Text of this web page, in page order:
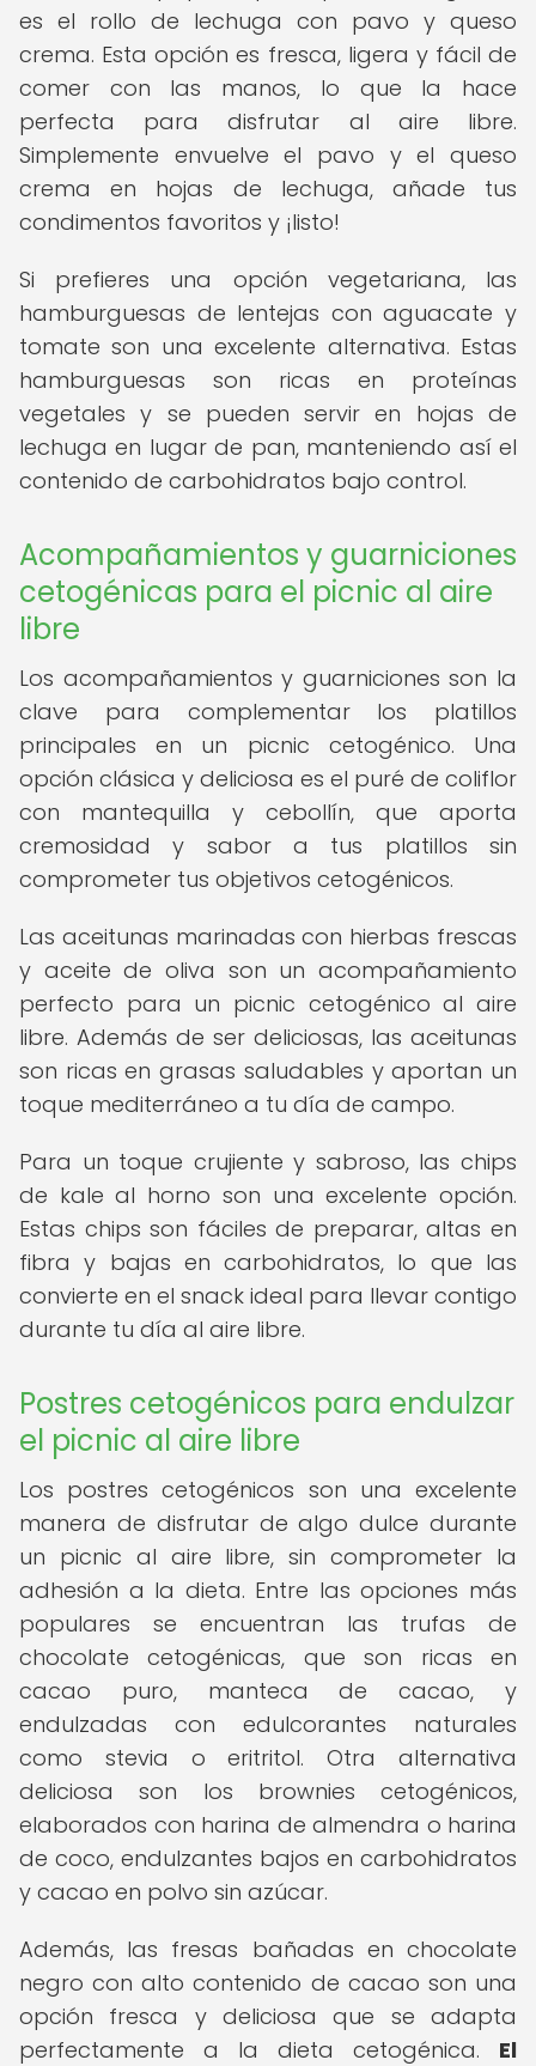
es el rollo de lechuga con pavo y queso
crema. Esta opción es fresca, ligera y fácil de
comer con las manos, lo que la hace
perfecta para disfrutar al aire libre.
Simplemente envuelve el pavo y el queso
crema en hojas de lechuga, añade tus
condimentos favoritos y ¡listo!
Si prefieres una opción vegetariana, las
hamburguesas de lentejas con aguacate y
tomate son una excelente alternativa. Estas
hamburguesas son ricas en proteínas
vegetales y se pueden servir en hojas de
lechuga en lugar de pan, manteniendo así el
contenido de carbohidratos bajo control.
Acompañamientos y guarniciones
cetogénicas para el picnic al aire
libre
Los acompañamientos y guarniciones son la
clave para complementar los platillos
principales en un picnic cetogénico. Una
opción clásica y deliciosa es el puré de coliflor
con mantequilla y cebollín, que aporta
cremosidad y sabor a tus platillos sin
comprometer tus objetivos cetogénicos.
Las aceitunas marinadas con hierbas frescas
y aceite de oliva son un acompañamiento
perfecto para un picnic cetogénico al aire
libre. Además de ser deliciosas, las aceitunas
son ricas en grasas saludables y aportan un
toque mediterráneo a tu día de campo.
Para un toque crujiente y sabroso, las chips
de kale al horno son una excelente opción.
Estas chips son fáciles de preparar, altas en
fibra y bajas en carbohidratos, lo que las
convierte en el snack ideal para llevar contigo
durante tu día al aire libre.
Postres cetogénicos para endulzar
el picnic al aire libre
Los postres cetogénicos son una excelente
manera de disfrutar de algo dulce durante
un picnic al aire libre, sin comprometer la
adhesión a la dieta. Entre las opciones más
populares se encuentran las trufas de
chocolate cetogénicas, que son ricas en
cacao puro, manteca de cacao, y
endulzadas con edulcorantes naturales
como stevia o eritritol. Otra alternativa
deliciosa son los brownies cetogénicos,
elaborados con harina de almendra o harina
de coco, endulzantes bajos en carbohidratos
y cacao en polvo sin azúcar.
Además, las fresas bañadas en chocolate
negro con alto contenido de cacao son una
opción fresca y deliciosa que se adapta
perfectamente a la dieta cetogénica. El